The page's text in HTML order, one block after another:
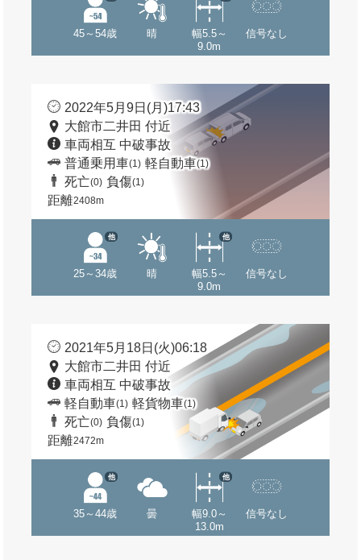
45～54歳 晴
幅5.5～
9.0m
信号なし
2022年5月9日(月)17:43
大館市二井田 付近
車両相互 中破事故
普通乗用車(1) 軽自動車(1)
死亡(0) 負傷(1)
距離2408m
25～34歳
他
晴
幅5.5～
9.0m
他
信号なし
2021年5月18日(火)06:18
大館市二井田 付近
車両相互 中破事故
軽自動車(1) 軽貨物車(1)
死亡(0) 負傷(1)
距離2472m
35～44歳
他
曇
幅9.0～
13.0m
他
信号なし